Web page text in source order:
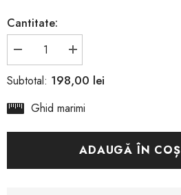
Cantitate:
Reduceți
cantitatea
pentru
Balerini
Naturala
Dolly249
Creșteți
cantitatea
pentru
Balerini
Naturala
Subtotal: 198,00 lei
Ghid marimi
ADAUGĂ ÎN COȘ